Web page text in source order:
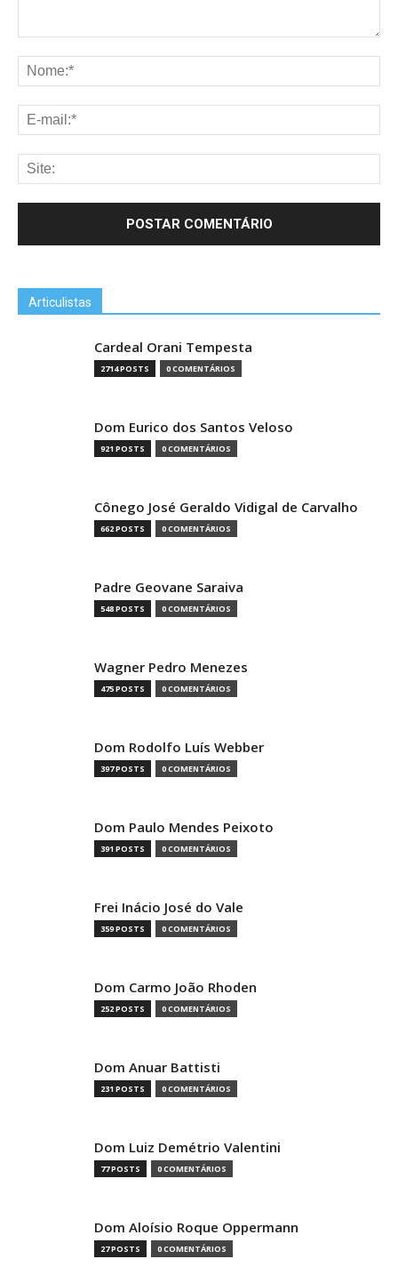
Articulistas
Cardeal Orani Tempesta
2714 POSTS 0 COMENTÁRIOS
Dom Eurico dos Santos Veloso
921 POSTS 0 COMENTÁRIOS
Cônego José Geraldo Vidigal de Carvalho
662 POSTS 0 COMENTÁRIOS
Padre Geovane Saraiva
548 POSTS 0 COMENTÁRIOS
Wagner Pedro Menezes
475 POSTS 0 COMENTÁRIOS
Dom Rodolfo Luís Webber
397 POSTS 0 COMENTÁRIOS
Dom Paulo Mendes Peixoto
391 POSTS 0 COMENTÁRIOS
Frei Inácio José do Vale
359 POSTS 0 COMENTÁRIOS
Dom Carmo João Rhoden
252 POSTS 0 COMENTÁRIOS
Dom Anuar Battisti
231 POSTS 0 COMENTÁRIOS
Dom Luiz Demétrio Valentini
77 POSTS 0 COMENTÁRIOS
Dom Aloísio Roque Oppermann
27 POSTS 0 COMENTÁRIOS